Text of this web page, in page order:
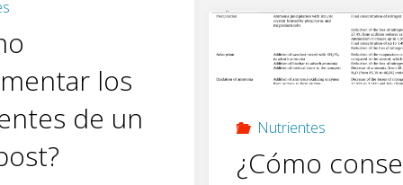
de
coral
crecen
más
los
de un
Nutrientes
¿Cómo